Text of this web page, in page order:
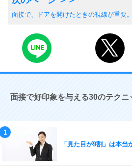
面接で、ドアを開けたときの視線が重要。
面接で好印象を与える30のテクニ
「見た目が9割」は本当